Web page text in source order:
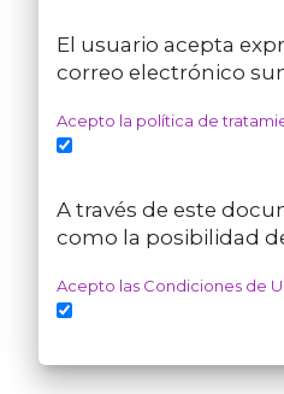
El usuario acepta
correo electrónico
Acepto la política de
A través de este
como la posibilidad
Acepto las Condiciones de